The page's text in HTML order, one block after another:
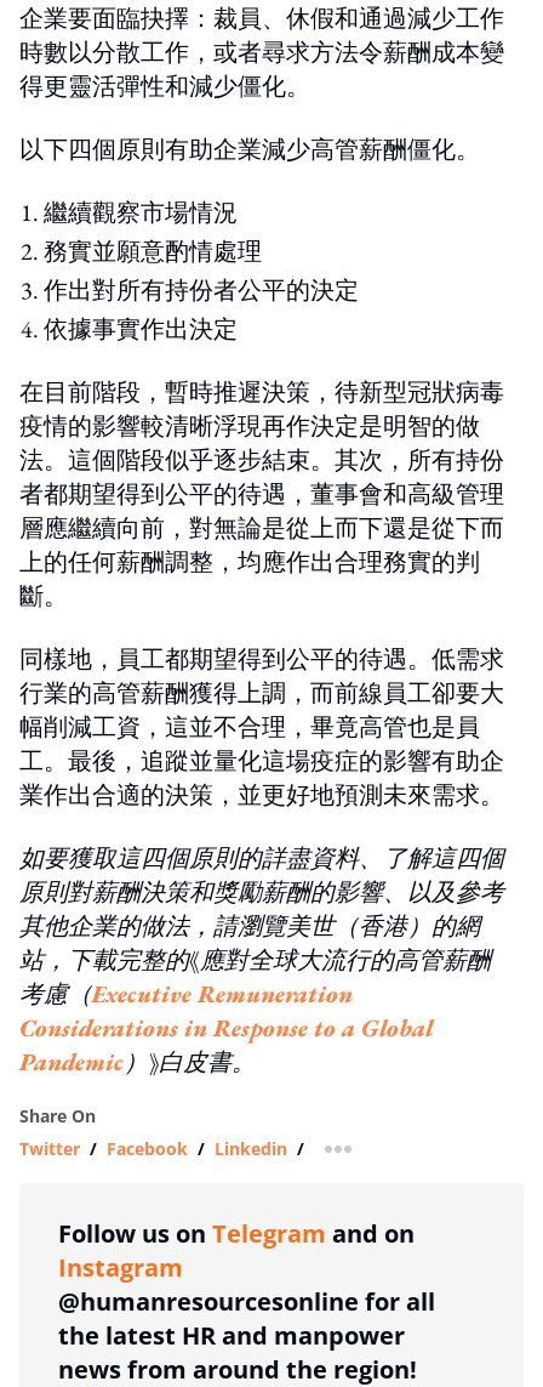
企業要面臨抉擇：裁員、休假和通過減少工作
時數以分散工作，或者尋求方法令薪酬成本變
得更靈活彈性和減少僵化。
以下四個原則有助企業減少高管薪酬僵化。
繼續觀察市場情況
務實並願意酌情處理
作出對所有持份者公平的決定
依據事實作出決定
在目前階段，暫時推遲決策，待新型冠狀病毒
疫情的影響較清晰浮現再作決定是明智的做
法。這個階段似乎逐步結束。其次，所有持份
者都期望得到公平的待遇，董事會和高級管理
層應繼續向前，對無論是從上而下還是從下而
上的任何薪酬調整，均應作出合理務實的判
斷。
同樣地，員工都期望得到公平的待遇。低需求
行業的高管薪酬獲得上調，而前線員工卻要大
幅削減工資，這並不合理，畢竟高管也是員
工。最後，追蹤並量化這場疫症的影響有助企
業作出合適的決策，並更好地預測未來需求。
如要獲取這四個原則的詳盡資料、了解這四個
原則對薪酬決策和獎勵薪酬的影響、以及參考
其他企業的做法，請瀏覽美世（香港）的網
站，下載完整的《應對全球大流行的高管薪酬
考慮（Executive Remuneration
Considerations in Response to a Global
Pandemic）》白皮書。
Share On
Twitter / Facebook / Linkedin / more sharing option
Follow us on Telegram and on
Instagram
@humanresourcesonline for all
the latest HR and manpower
news from around the region!